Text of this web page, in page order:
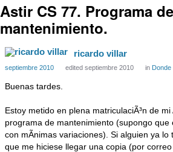
Astir CS 77. Programa de
mantenimiento.
ricardo villar
septiembre 2010 edited septiembre 2010 in
Buenas tardes.
Estoy metido en plena matriculaciÃ³n de
programa de mantenimiento (supongo que
con mÃ­nimas variaciones). Si alguien ya lo
que me hiciese llegar una copia (por